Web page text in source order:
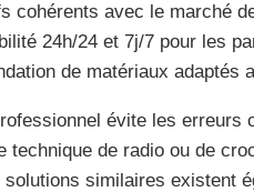
cohérents avec le marché
24h/24 et 7j/7 pour les
de matériaux adaptés
évite les
technique de radio ou de
similaires existent